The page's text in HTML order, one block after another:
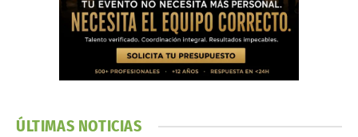
ÚLTIMAS NOTICIAS